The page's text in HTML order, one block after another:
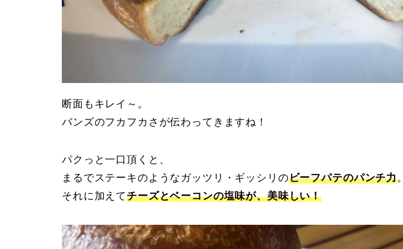
断面もキレイ～。
バンズのフカフカさが伝わってきますね！
パクっと一口頂くと、
まるでステーキのようなガッツリ・ギッシリのビーフパテのパンチ力。
それに加えてチーズとベーコンの塩味が、美味しい！